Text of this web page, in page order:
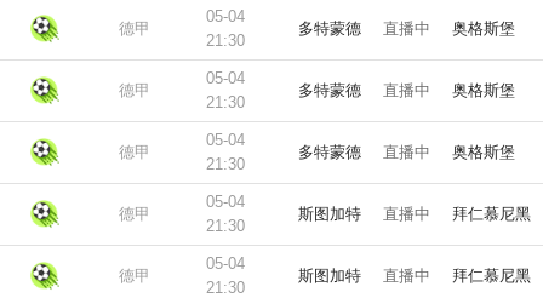
德甲
05-04
21:30
多特蒙德 直播中 奥格斯堡
德甲
05-04
21:30
多特蒙德 直播中 奥格斯堡
德甲
05-04
21:30
多特蒙德 直播中 奥格斯堡
德甲
05-04
21:30
斯图加特 直播中 拜仁慕尼黑
德甲
05-04
21:30
斯图加特 直播中 拜仁慕尼黑